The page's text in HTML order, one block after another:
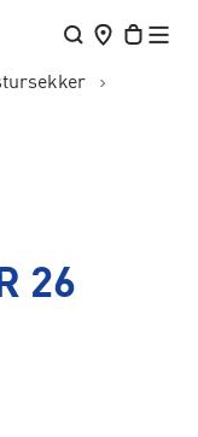
26